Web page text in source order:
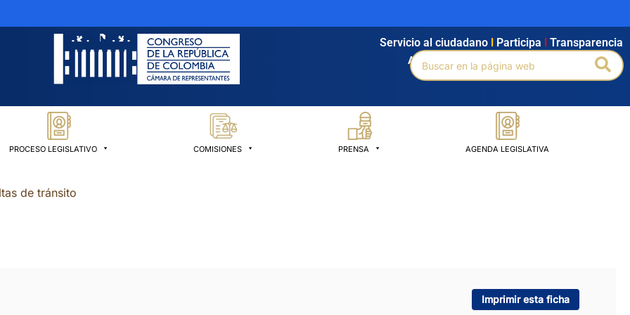
Agendamiento Intranet Búsqueda avanzada
Servicio al ciudadano Participa Transparencia
Buscar
por:
PROCESO LEGISLATIVO COMISIONES PRENSA AGENDA LEGISLATIVA
de tránsito
Imprimir esta ficha